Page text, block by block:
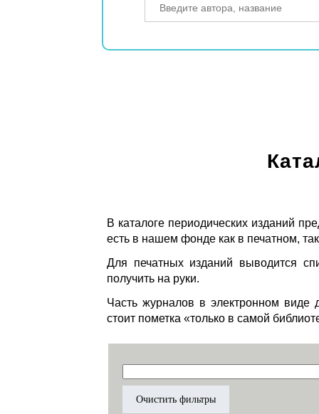
В каталоге периодических изданий
есть в нашем фонде как в печатном,
Для печатных изданий выводится
получить на руки.
Часть журналов в электронном виде
стоит пометка «только в самой